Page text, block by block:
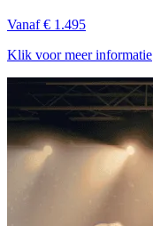
Vanaf € 1.495
Klik voor meer informatie